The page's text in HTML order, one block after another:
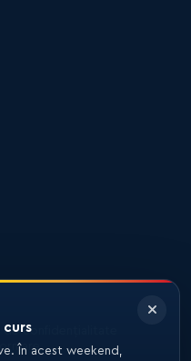
În acest weekend,
de confidențialitate